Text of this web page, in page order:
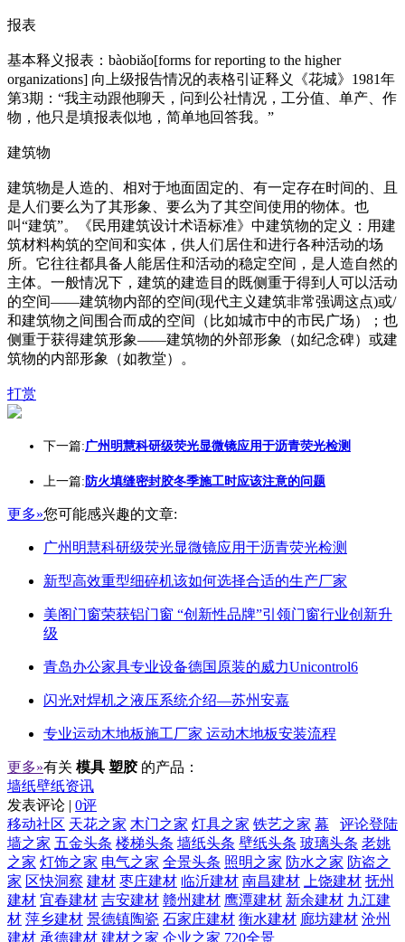
报表
基本释义报表：bàobiǎo[forms for reporting to the higher
organizations] 向上级报告情况的表格引证释义《花城》1981年
第3期：“我主动跟他聊天，问到公社情况，工分值、单产、作
物，他只是填报表似地，简单地回答我。”
建筑物
建筑物是人造的、相对于地面固定的、有一定存在时间的、且
是人们要么为了其形象、要么为了其空间使用的物体。也
叫“建筑”。《民用建筑设计术语标准》中建筑物的定义：用建
筑材料构筑的空间和实体，供人们居住和进行各种活动的场
所。它往往都具备人能居住和活动的稳定空间，是人造自然的
主体。一般情况下，建筑的建造目的既侧重于得到人可以活动
的空间——建筑物内部的空间(现代主义建筑非常强调这点)或/
和建筑物之间围合而成的空间（比如城市中的市民广场）；也
侧重于获得建筑形象——建筑物的外部形象（如纪念碑）或建
筑物的内部形象（如教堂）。
打赏
下一篇:广州明慧科研级荧光显微镜应用于沥青荧光检测
上一篇: 防火填缝密封胶冬季施工时应该注意的问题
更多»您可能感兴趣的文章:
广州明慧科研级荧光显微镜应用于沥青荧光检测
新型高效重型细碎机该如何选择合适的生产厂家
美阁门窗荣获铝门窗 “创新性品牌”引领门窗行业创新升
级
青岛办公家具专业设备德国原装的威力Unicontrol6
闪光对焊机之液压系统介绍—苏州安嘉
专业运动木地板施工厂家 运动木地板安装流程
更多»有关 模具 塑胶 的产品：
墙纸壁纸资讯
发表评论 | 0评
评论登陆
移动社区 天花之家 木门之家 灯具之家 铁艺之家 幕
墙之家 五金头条 楼梯头条 墙纸头条 壁纸头条 玻璃头条 老姚
之家 灯饰之家 电气之家 全景头条 照明之家 防水之家 防盗之
家 区快洞察 建材 枣庄建材 临沂建材 南昌建材 上饶建材 抚州
建材 宜春建材 吉安建材 赣州建材 鹰潭建材 新余建材 九江建
材 萍乡建材 景德镇陶瓷 石家庄建材 衡水建材 廊坊建材 沧州
建材 承德建材 建材之家 企业之家 720全景